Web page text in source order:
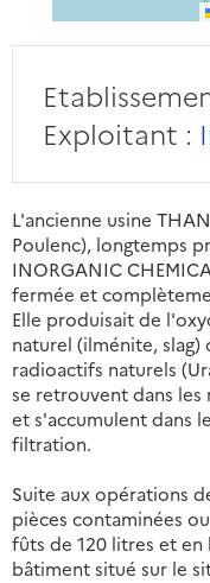
Exploitant :
L'ancienne usine
Poulenc), longtemps
INORGANIC
fermée et
Elle produisait de
naturel (ilménite,
radioactifs naturels
se retrouvent dans
et s'accumulent dans
filtration.
Suite aux opérations
pièces contaminées
fûts de 120 litres et en
bâtiment situé sur le